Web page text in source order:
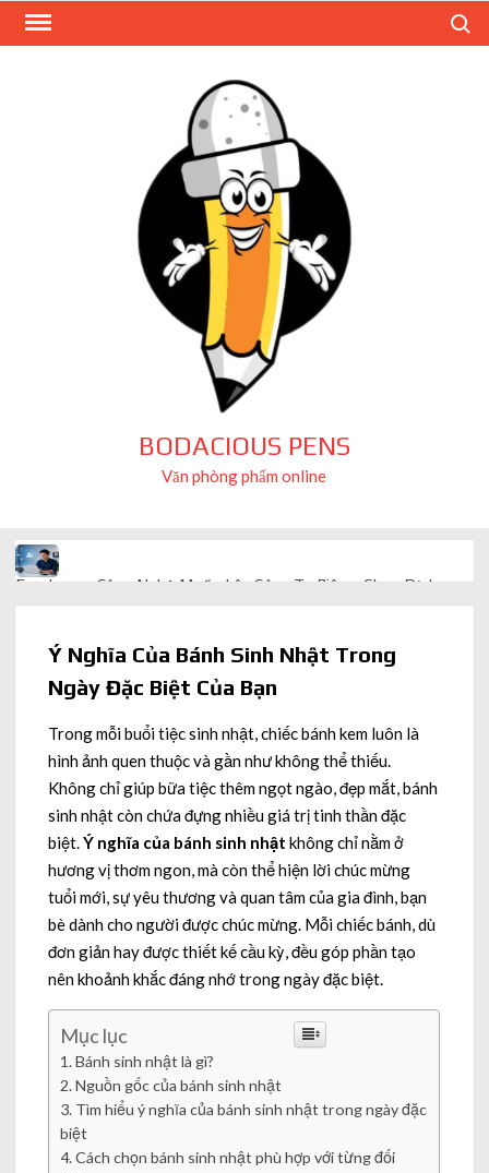
Skip
BODACIOUS PENS
Văn phòng phẩm online
Freelancer Công Nghệ Muốn Lên Công Ty Riêng: Chọn Dịch
Vụ Thành Lập Trọn Gói Giá Rẻ Thế Nào?
AI trong doanh nghiệp: Phân biệt RPA, workflow và AI agent
Ứng dụng AI trong doanh nghiệp để cắt giảm chi phí vận hành
Ứng dụng AI cho chăm sóc khách hàng giúp web phản hồi
24/7
AI agent cho doanh nghiệp khác chatbot truyền thống ra sao
Ý Nghĩa Của Bánh Sinh Nhật Trong
Ngày Đặc Biệt Của Bạn
Trong mỗi buổi tiệc sinh nhật, chiếc bánh kem luôn là
hình ảnh quen thuộc và gần như không thể thiếu.
Không chỉ giúp bữa tiệc thêm ngọt ngào, đẹp mắt, bánh
sinh nhật còn chứa đựng nhiều giá trị tinh thần đặc
biệt.Ý nghĩa của bánh sinh nhật không chỉ nằm ở
hương vị thơm ngon, mà còn thể hiện lời chúc mừng
tuổi mới, sự yêu thương và quan tâm của gia đình, bạn
bè dành cho người được chúc mừng. Mỗi chiếc bánh, dù
đơn giản hay được thiết kế cầu kỳ, đều góp phần tạo
nên khoảnh khắc đáng nhớ trong ngày đặc biệt.
Mục lục
Bánh sinh nhật là gì?
Nguồn gốc của bánh sinh nhật
Tìm hiểu ý nghĩa của bánh sinh nhật trong ngày đặc
biệt
Cách chọn bánh sinh nhật phù hợp với từng đối